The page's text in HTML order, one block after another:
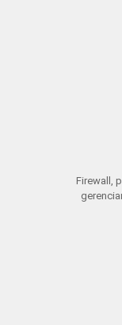
Firewall,